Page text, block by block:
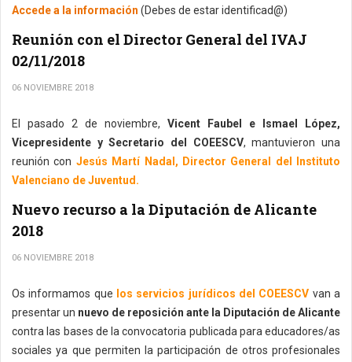
Accede a la información (Debes de estar identificad@)
Reunión con el Director General del IVAJ
02/11/2018
06 NOVIEMBRE 2018
El pasado 2 de noviembre, Vicent Faubel e Ismael López,
Vicepresidente y Secretario del COEESCV, mantuvieron una
reunión con Jesús Martí Nadal, Director General del Instituto
Valenciano de Juventud.
Nuevo recurso a la Diputación de Alicante
2018
06 NOVIEMBRE 2018
Os informamos que los servicios jurídicos del COEESCV van a
presentar un nuevo de reposición ante la Diputación de Alicante
contra las bases de la convocatoria publicada para educadores/as
sociales ya que permiten la participación de otros profesionales